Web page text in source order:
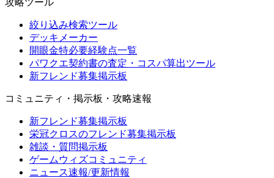
攻略ツール
絞り込み検索ツール
デッキメーカー
開眼金特必要経験点一覧
パワクエ契約書の査定・コスパ算出ツール
新フレンド募集掲示板
コミュニティ・掲示板・攻略速報
新フレンド募集掲示板
栄冠クロスのフレンド募集掲示板
雑談・質問掲示板
ゲームウィズコミュニティ
ニュース速報/更新情報